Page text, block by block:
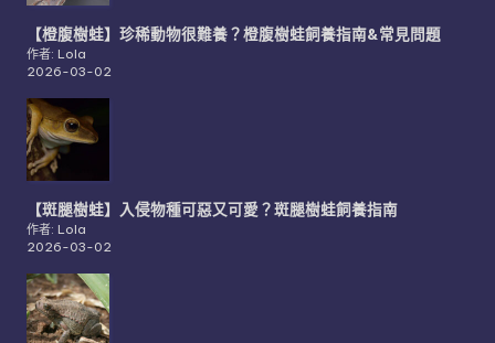
【橙腹樹蛙】珍稀動物很難養？橙腹樹蛙飼養指南&常見問題
作者: Lola
2026-03-02
【斑腿樹蛙】入侵物種可惡又可愛？斑腿樹蛙飼養指南
作者: Lola
2026-03-02